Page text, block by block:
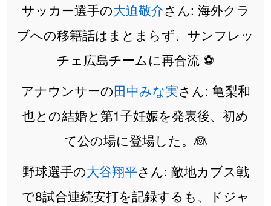
サッカー選手の大迫敬介さん: 海外クラ
ブへの移籍話はまとまらず、サンフレッ
チェ広島チームに再合流 ⚽️
アナウンサーの田中みな実さん: 亀梨和
也との結婚と第1子妊娠を発表後、初め
て公の場に登場した。👰
野球選手の大谷翔平さん: 敵地カブス戦
で8試合連続安打を記録するも、ドジャ